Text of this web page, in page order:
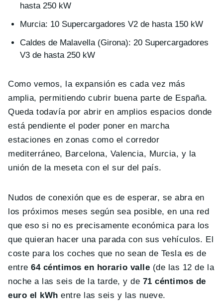
hasta 250 kW
Murcia: 10 Supercargadores V2 de hasta 150 kW
Caldes de Malavella (Girona): 20 Supercargadores
V3 de hasta 250 kW
Como vemos, la expansión es cada vez más
amplia, permitiendo cubrir buena parte de España.
Queda todavía por abrir en amplios espacios donde
está pendiente el poder poner en marcha
estaciones en zonas como el corredor
mediterráneo, Barcelona, Valencia, Murcia, y la
unión de la meseta con el sur del país.
Nudos de conexión que es de esperar, se abra en
los próximos meses según sea posible, en una red
que eso si no es precisamente económica para los
que quieran hacer una parada con sus vehículos. El
coste para los coches que no sean de Tesla es de
entre64 céntimos en horario valle (de las 12 de la
noche a las seis de la tarde, y de 71 céntimos de
euro el kWh entre las seis y las nueve.